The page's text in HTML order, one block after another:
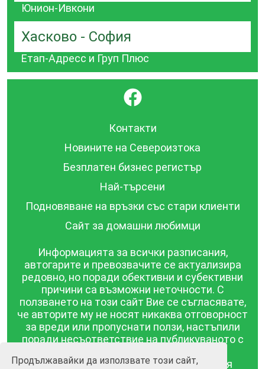
Продължавайки да използвате този сайт,
Юнион-Ивкони
Хасково - София
Етап-Адресс и Груп Плюс
}
Контакти
Новините на Североизтока
Безплатен бизнес регистър
Най-търсени
Подновяване на връзки със стари клиенти
Сайт за домашни любимци
Информацията за всички разписания,
автогарите и превозвачите се актуализира
редовно, но поради обективни и субективни
причини са възможни неточности. С
ползването на този сайт Вие се съгласявате,
че авторите му не носят никаква отговорност
за вреди или пропуснати ползи, настъпили
поради несъответствие на публикуваното с
публикувана в този сайт се предоставя